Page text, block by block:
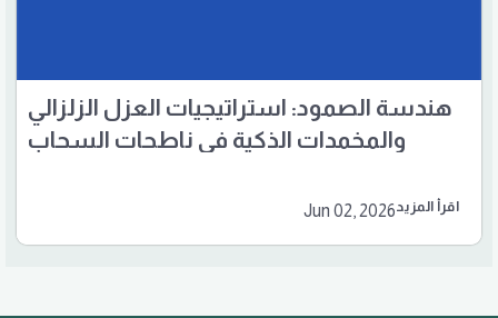
هندسة الصمود: استراتيجيات العزل الزلزالي
والمخمدات الذكية في ناطحات السحاب
Jun 02, 2026اقرأ المزيد